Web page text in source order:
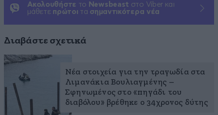
Ακολουθήστε το Newsbeast στο Viber και
μάθετε πρώτοι τα σημαντικότερα νέα
Διαβάστε σχετικά
Νέα στοιχεία για την τραγωδία στα
Λιμανάκια Βουλιαγμένης –
Σφηνωμένος στο «πηγάδι του
διαβόλου» βρέθηκε ο 34χρονος δύτης